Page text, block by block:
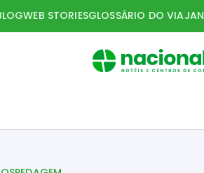
WEB STORIESGLOSSÁRIO DO